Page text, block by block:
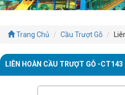
Trang Chủ Cầu Trượt Gỗ
LIÊN HOÀN CẦU TRƯỢT GỖ -CT143